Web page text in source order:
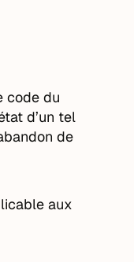
code du
d’un tel
de
aux